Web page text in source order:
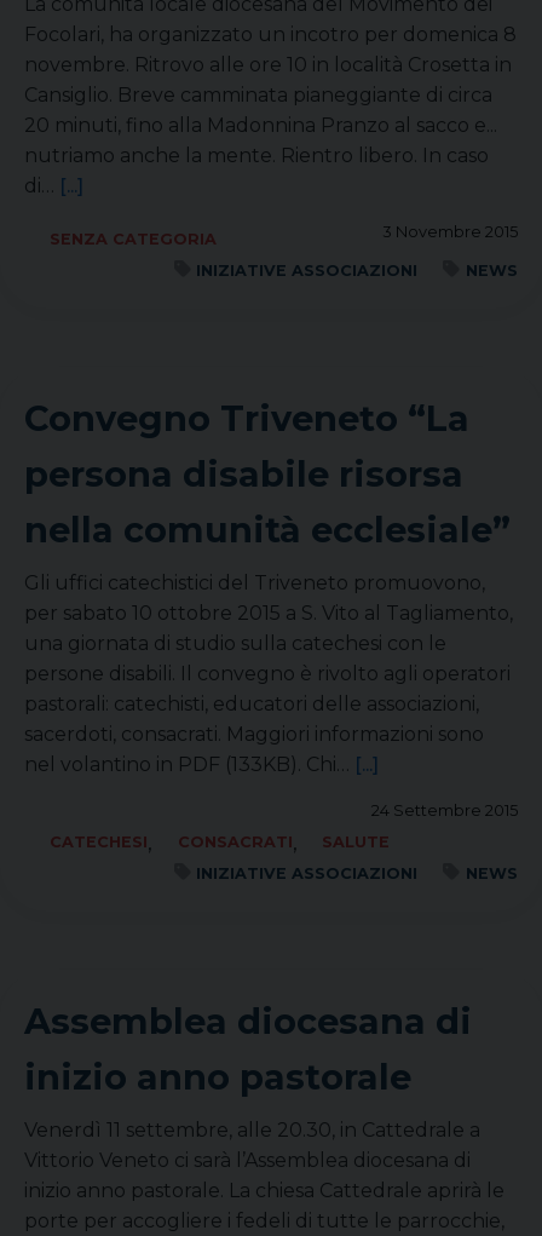
Focolari, ha organizzato un incotro per domenica 8
novembre. Ritrovo alle ore 10 in località Crosetta in
Cansiglio. Breve camminata pianeggiante di circa
20 minuti, fino alla Madonnina Pranzo al sacco e...
nutriamo anche la mente. Rientro libero. In caso
di… [...]
3 Novembre 2015
SENZA CATEGORIA
INIZIATIVE ASSOCIAZIONI
NEWS
Convegno Triveneto “La
persona disabile risorsa
nella comunità ecclesiale”
Gli uffici catechistici del Triveneto promuovono,
per sabato 10 ottobre 2015 a S. Vito al Tagliamento,
una giornata di studio sulla catechesi con le
persone disabili. Il convegno è rivolto agli operatori
pastorali: catechisti, educatori delle associazioni,
sacerdoti, consacrati. Maggiori informazioni sono
nel volantino in PDF (133KB). Chi… [...]
24 Settembre 2015
CATECHESI, CONSACRATI,
SALUTE
INIZIATIVE ASSOCIAZIONI
NEWS
Assemblea diocesana di
inizio anno pastorale
Venerdì 11 settembre, alle 20.30, in Cattedrale a
Vittorio Veneto ci sarà l’Assemblea diocesana di
inizio anno pastorale. La chiesa Cattedrale aprirà le
porte per accogliere i fedeli di tutte le parrocchie,